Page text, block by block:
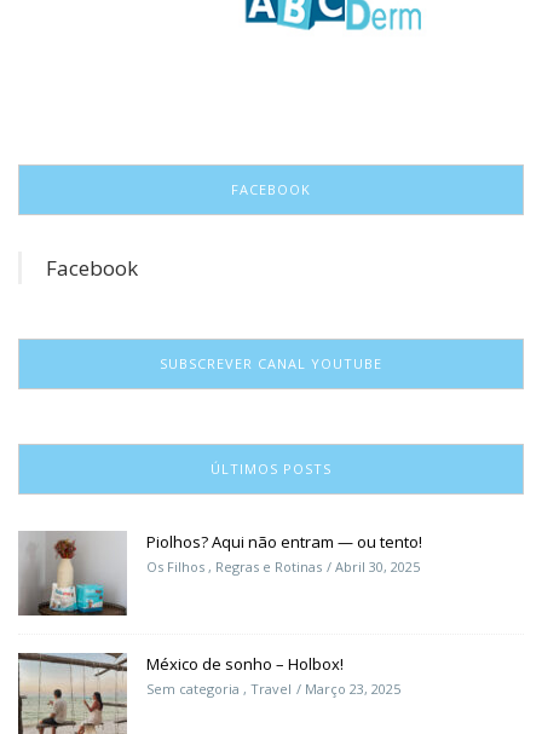
FACEBOOK
Facebook
SUBSCREVER CANAL YOUTUBE
ÚLTIMOS POSTS
Piolhos? Aqui não entram — ou tento!
Os Filhos , Regras e Rotinas Abril 30, 2025
México de sonho – Holbox!
Sem categoria , Travel Março 23, 2025